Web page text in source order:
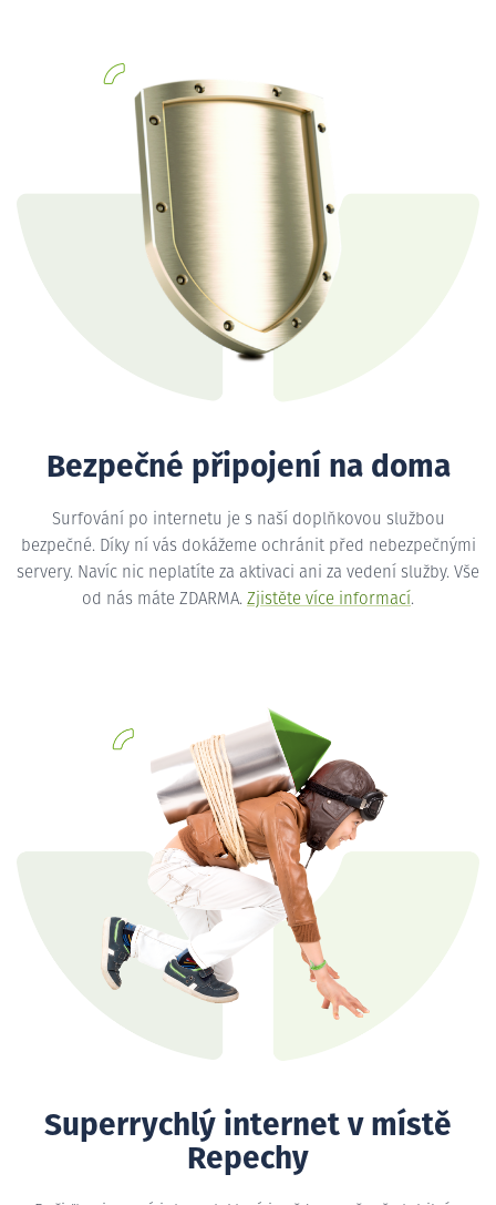
Bezpečné připojení na doma
Surfování po internetu je s naší doplňkovou službou
bezpečné. Díky ní vás dokážeme ochránit před nebezpečnými
servery. Navíc nic neplatíte za aktivaci ani za vedení služby. Vše
od nás máte ZDARMA. Zjistěte více informací.
Superrychlý internet v místě
Repechy